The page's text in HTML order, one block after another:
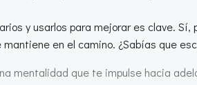
y usarlos para mejorar es clave.
en el camino. ¿Sabías que
mentalidad que te impulse hacia